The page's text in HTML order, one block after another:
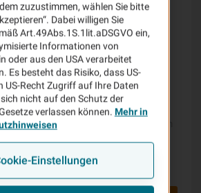
BASIS
einem Jahresumsatz bis 15 Mio.
mit selbst wählbarem festen
Kreditprüfungen
zuzustimmen, wählen Sie bitte
Dabei willigen Sie
Art.49Abs.1S.1lit.aDSGVO ein,
Informationen von
oder aus den USA verarbeitet
Es besteht das Risiko, dass US-
US-Recht Zugriff auf Ihre Daten
nicht auf den Schutz der
verlassen können. Mehr in
Einstellungen